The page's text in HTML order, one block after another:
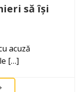
să își
acuză
[…]